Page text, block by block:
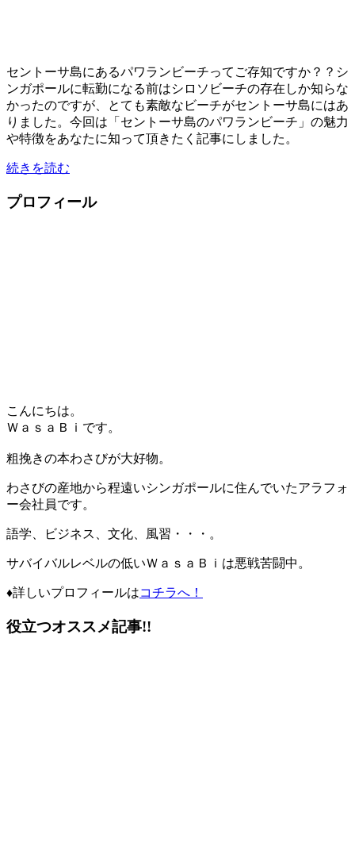
セントーサ島にあるパワランビーチってご存知ですか？？シ
ンガポールに転勤になる前はシロソビーチの存在しか知らな
かったのですが、とても素敵なビーチがセントーサ島にはあ
りました。今回は「セントーサ島のパワランビーチ」の魅力
や特徴をあなたに知って頂きたく記事にしました。
続きを読む
プロフィール
こんにちは。
ＷａｓａＢｉ です。
粗挽きの本わさびが大好物。
わさびの産地から程遠いシンガポールに住んでいたアラフォ
ー会社員です。
語学、ビジネス、文化、風習・・・。
サバイバルレベルの低いＷａｓａＢｉ は悪戦苦闘中。
♦詳しいプロフィールはコチラへ！
役立つオススメ記事!!